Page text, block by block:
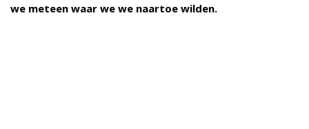
we meteen waar we we naartoe wilden.